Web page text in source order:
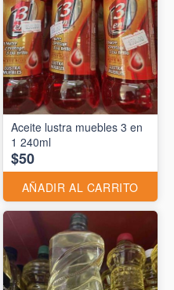
Aceite lustra muebles 3 en
1 240ml
$50
AÑADIR AL CARRITO